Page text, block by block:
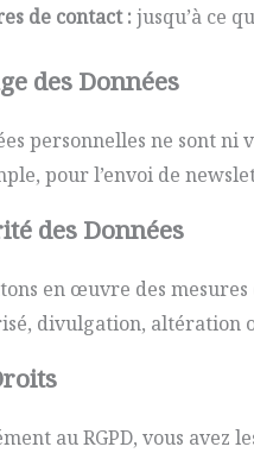
de contact : jusqu’à ce
des Données
personnelles ne sont ni
pour l’envoi de
des Données
en œuvre des
divulgation, altération
au RGPD, vous avez